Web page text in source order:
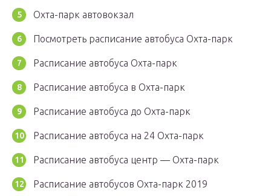
Охта-парк автовокзал
Посмотреть расписание автобуса Охта-парк
Расписание автобуса Охта-парк
Расписание автобуса в Охта-парк
Расписание автобуса до Охта-парк
Расписание автобуса на 24 Охта-парк
Расписание автобуса центр — Охта-парк
Расписание автобусов Охта-парк 2019